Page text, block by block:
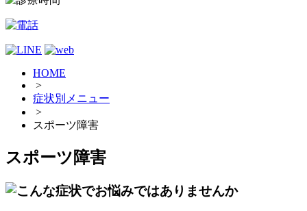
HOME
>
症状別メニュー
>
スポーツ障害
スポーツ障害